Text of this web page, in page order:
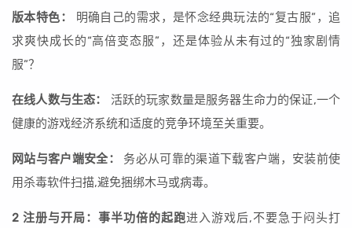
版本特色：
明确自己的需求，是怀念经典玩法的“复古服”，追
求爽快成长的“高倍变态服”，还是体验从未有过的“独家剧情
服”？
在线人数与生态：
活跃的玩家数量是服务器生命力的保证,一个
健康的游戏经济系统和适度的竞争环境至关重要。
网站与客户端安全：
务必从可靠的渠道下载客户端，安装前使
用杀毒软件扫描,避免捆绑木马或病毒。
2 注册与开局：事半功倍的起跑进入游戏后,不要急于闷头打